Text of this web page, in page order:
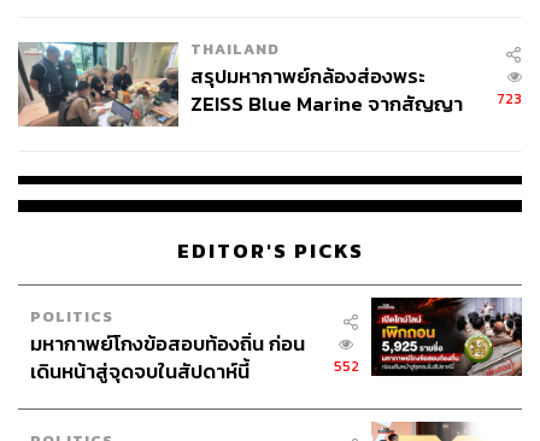
กำนันผู้ใหญ่บ้านช่วยเจ้าพนักงานเร่งสแกนชุมชนทุกชุมชน
ให้ปลอดภัยจากยาเสพติด ป้องกันการซื้อขาย การเสพ
ส่วนกรณีที่ ภัณฑิล น่วมเจิม สส.พรรคประชาชน อภิปราย
บั่นทอนต่อการทำงานของข้าราชการหรือไม่ นายกรัฐมนตรี
กล่าวว่า คนที่ทำดีมีมากกว่า แต่ก็เห็นว่า สส. คนดังกล่าวได้
ออกมาขออภัยแล้ว ดังนั้น ถ้าเขาพูดถูกก็คงไม่ออกมาขออภัย
ทั้งนี้ภายหลังการมอบนโยบายฯ นายกฯร่วมรับประทาน
อาหารกลางวันกับกำนัน ผู้ใหญ่บ้าน ที่มาร่วมงาน ณ บริเวณ
โถงกลาง ตึกสันติไมตรี จากนั้นนายกฯถ่ายรูปร่วมกับกำนัน
ผู้ใหญ่บ้าน ที่ด้านหน้าตึกไทยคู่ฟ้า
THAILAND
สรุปมหากาพย์กล้องส่องพระ
ZEISS Blue Marine จากสัญญา
จ่ายหนี้-แอบระบุแบรนด์
723
EDITOR'S PICKS
POLITICS
มหากาพย์โกงข้อสอบท้องถิ่น ก่อน
เดินหน้าสู่จุดจบในสัปดาห์นี้
552